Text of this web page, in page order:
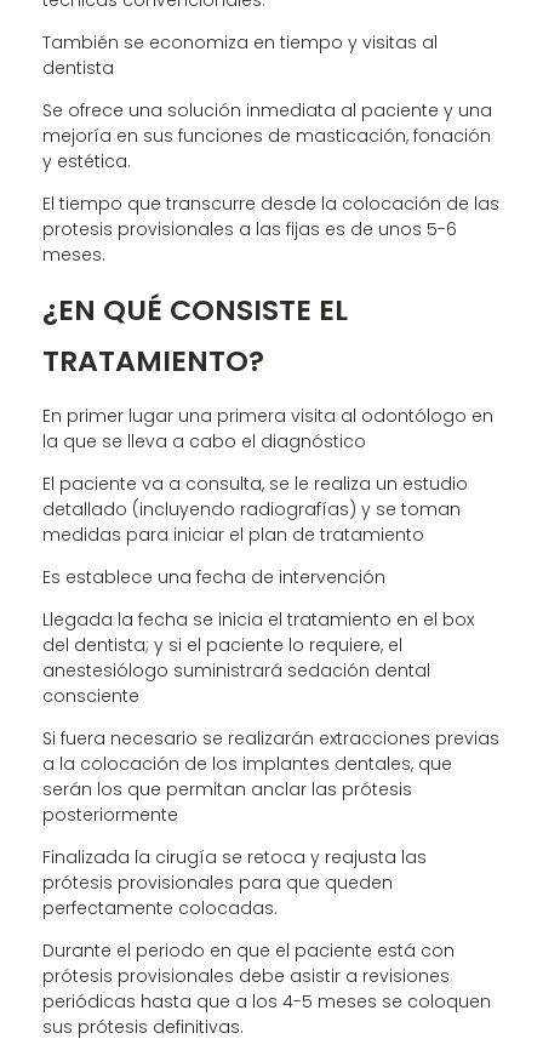
También se economiza en tiempo y visitas al
dentista
Se ofrece una solución inmediata al paciente y una
mejoría en sus funciones de masticación, fonación
y estética.
El tiempo que transcurre desde la colocación de las
protesis provisionales a las fijas es de unos 5-6
meses.
¿EN QUÉ CONSISTE EL
TRATAMIENTO?
En primer lugar una primera visita al odontólogo en
la que se lleva a cabo el diagnóstico
El paciente va a consulta, se le realiza un estudio
detallado (incluyendo radiografías) y se toman
medidas para iniciar el plan de tratamiento
Es establece una fecha de intervención
Llegada la fecha se inicia el tratamiento en el box
del dentista; y si el paciente lo requiere, el
anestesiólogo suministrará sedación dental
consciente
Si fuera necesario se realizarán extracciones previas
a la colocación de los implantes dentales, que
serán los que permitan anclar las prótesis
posteriormente
Finalizada la cirugía se retoca y reajusta las
prótesis provisionales para que queden
perfectamente colocadas.
Durante el periodo en que el paciente está con
prótesis provisionales debe asistir a revisiones
periódicas hasta que a los 4-5 meses se coloquen
sus prótesis definitivas.